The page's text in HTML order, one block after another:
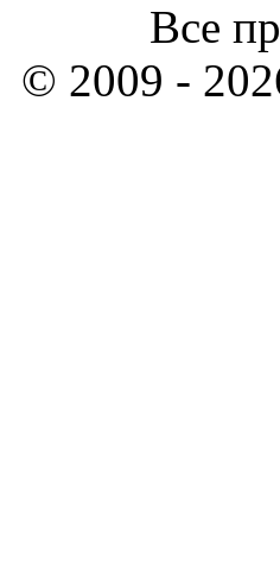
Все
© 2009 -